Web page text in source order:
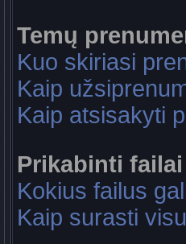
Temų
Kuo skiriasi
Kaip
Kaip atsisakyti
Prikabinti failai
Kokius failus
Kaip surasti